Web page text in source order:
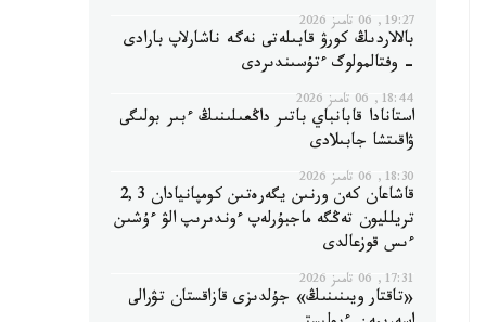
19:27, 06 تامىز 2026
بالالاردىڭ كورۋ قابىلەتى نەگە ناشارلاپ بارادى
- وفتالمولوگ ءتۇسىندىردى
18:44, 06 تامىز 2026
استانادا قابانباي باتىر داڭعىلىنىڭ ءبىر بولىگى
ۋاقىتشا جابىلادى
18:30, 06 تامىز 2026
قاشاعان كەن ورنىن يگەرەتىن كومپانيادان 2,3
تريلليون تەڭگە ماجبۇرلەپ ءوندىرىپ الۋ ءۇشىن
ءىس قوزعالدى
17:31, 06 تامىز 2026
«تاقتار ويىنىنىڭ» جۇلدىزى قازاقستان تۋرالى